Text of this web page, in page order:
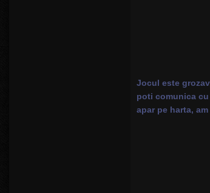
Jocul este
poti comunica
apar pe harta,